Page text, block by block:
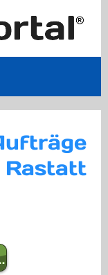
Rastatt